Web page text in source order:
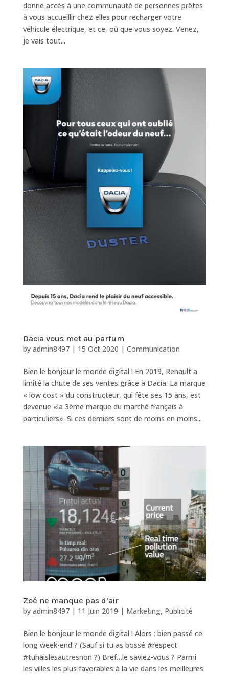
donne accès à une communauté de personnes prêtes
à vous accueillir chez elles pour recharger votre
véhicule électrique, et ce, où que vous soyez. Venez,
je vais tout...
Dacia vous met au parfum
by admin8497| 15 Oct 2020 | Communication
Bien le bonjour le monde digital ! En 2019, Renault a
limité la chute de ses ventes grâce à Dacia. La marque
« low cost » du constructeur, qui fête ses 15 ans, est
devenue «la 3ème marque du marché français à
particuliers». Si ces derniers sont de moins en moins...
Zoé ne manque pas d’air
by admin8497| 11 Juin 2019 | Marketing, Publicité
Bien le bonjour le monde digital ! Alors : bien passé ce
long week-end ? (Sauf si tu as bossé #respect
#tuhaislesautresnon ?) Bref…le saviez-vous ? Parmi
les villes les plus favorables à la vie dans les meilleures